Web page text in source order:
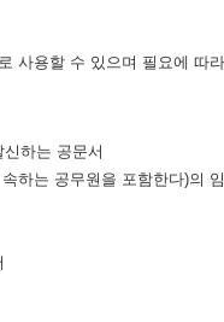
사용할 수 있으며 필요에 따
하는 공문서
하는 공무원을 포함한다)의